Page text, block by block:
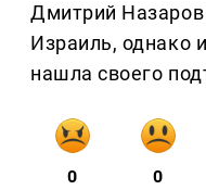
Дмитрий Назаров
Израиль, однако
нашла своего
0 0